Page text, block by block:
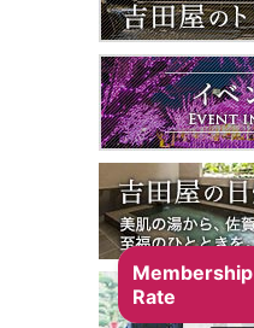
Membership
Rate